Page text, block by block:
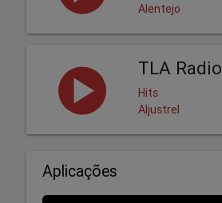
Alentejo
TLA Radio
Hits
Aljustrel
Aplicações